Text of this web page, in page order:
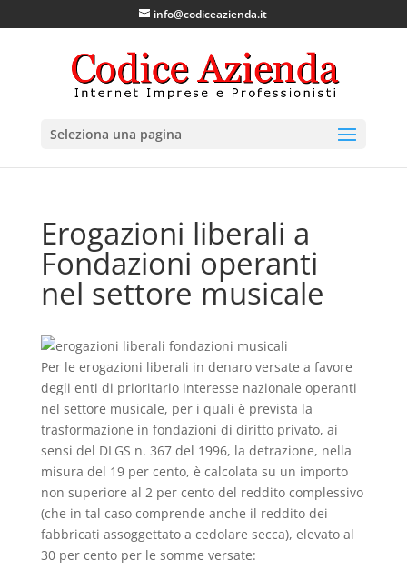
info@codiceazienda.it
Seleziona una pagina
Erogazioni liberali a
Fondazioni operanti
nel settore musicale
Per le erogazioni liberali in denaro versate a favore
degli enti di prioritario interesse nazionale operanti
nel settore musicale, per i quali è prevista la
trasformazione in fondazioni di diritto privato, ai
sensi del DLGS n. 367 del 1996, la detrazione, nella
misura del 19 per cento, è calcolata su un importo
non superiore al 2 per cento del reddito complessivo
(che in tal caso comprende anche il reddito dei
fabbricati assoggettato a cedolare secca), elevato al
30 per cento per le somme versate: